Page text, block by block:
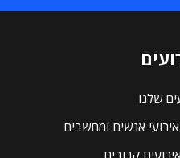
שלנו
אנשים ומחשבים